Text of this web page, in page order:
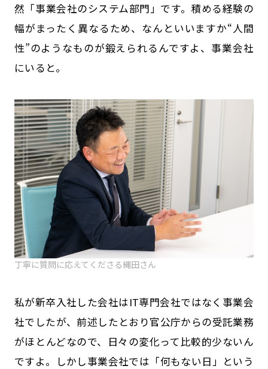
然「事業会社のシステム部門」です。積める経験の
幅がまったく異なるため、なんといいますか“人間
性”のようなものが鍛えられるんですよ、事業会社
にいると。
丁寧に質問に応えてくださる縄田さん
私が新卒入社した会社はIT専門会社ではなく事業会
社でしたが、前述したとおり官公庁からの受託業務
がほとんどなので、日々の変化って比較的少ないん
ですよ。しかし事業会社では「何もない日」という